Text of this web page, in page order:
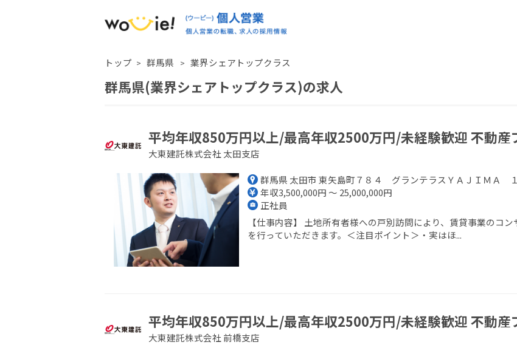
トップ 群馬県 業界シェアトップクラス
群馬県(業界シェアトップクラス)の求人
平均年収850万円以上/最高年収2500万円/未経験歓迎 不動産
大東建託株式会社 太田支店
群馬県 太田市 東矢島町７８４ グランテラスＹＡＪＩＭＡ
年収3,500,000円 ～ 25,000,000円
正社員
【仕事内容】 土地所有者様への戸別訪問により、賃貸事業のコ
を行っていただきます。＜注目ポイント＞・実はほ...
平均年収850万円以上/最高年収2500万円/未経験歓迎 不動産
大東建託株式会社 前橋支店